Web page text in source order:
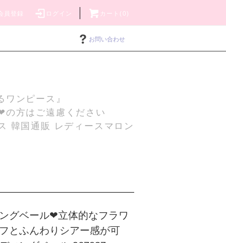
員登録 ログイン カート(0)
お問い合わせ
ンピース』
の方はご遠慮ください
韓国通販 レディースマロン
グベール❤立体的なフラワ
とふんわりシアー感が可